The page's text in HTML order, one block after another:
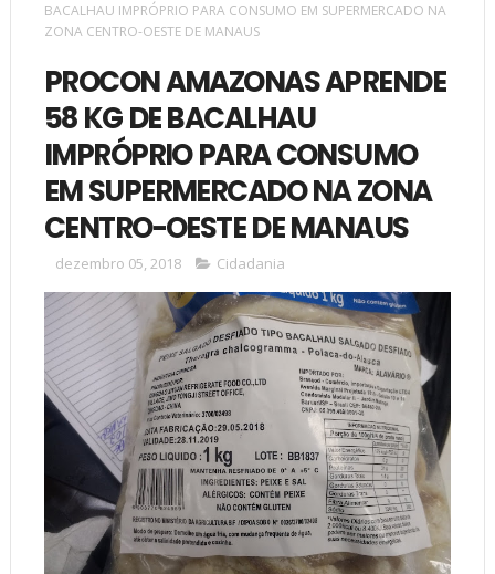
BACALHAU IMPRÓPRIO PARA CONSUMO EM SUPERMERCADO NA
ZONA CENTRO-OESTE DE MANAUS
PROCON AMAZONAS APRENDE
58 KG DE BACALHAU
IMPRÓPRIO PARA CONSUMO
EM SUPERMERCADO NA ZONA
CENTRO-OESTE DE MANAUS
dezembro 05, 2018 Cidadania